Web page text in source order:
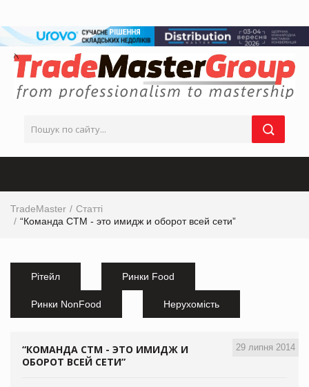
TradeMaster
Статті
“Команда СТМ - это имидж и оборот всей сети”
Рітейл Ринки Food
Ринки NonFood Нерухомість
29 липня 2014
“КОМАНДА СТМ - ЭТО ИМИДЖ И
ОБОРОТ ВСЕЙ СЕТИ”